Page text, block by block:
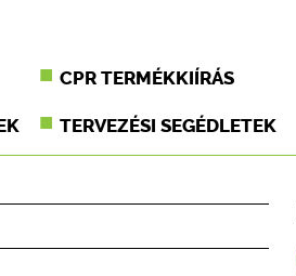
CPR TERMÉKKIÍRÁS
TERVEZÉSI SEGÉDLETEK